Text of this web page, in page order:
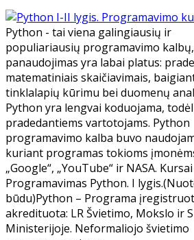
Python - tai viena galingiausių ir
populiariausių programavimo
panaudojimas yra labai platus:
matematiniais skaičiavimais,
tinklalapių kūrimu bei duomenų
Python yra lengvai koduojama,
pradedantiems vartotojams. Python
programavimo kalba buvo
kuriant programas tokioms
„Google“, „YouTube“ ir NASA. Kursai
Programavimas Python. I
būdu)Python – Programa
akredituota: LR Švietimo, Mokslo ir
Ministerijoje. Neformaliojo švietimo